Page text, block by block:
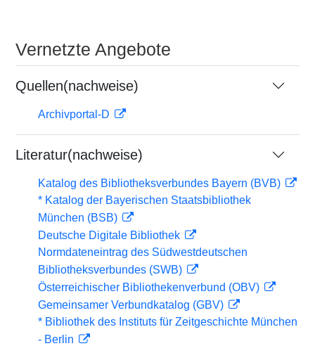
Vernetzte Angebote
Quellen(nachweise)
Archivportal-D
Literatur(nachweise)
Katalog des Bibliotheksverbundes Bayern (BVB)
* Katalog der Bayerischen Staatsbibliothek
München (BSB)
Deutsche Digitale Bibliothek
Normdateneintrag des Südwestdeutschen
Bibliotheksverbundes (SWB)
Österreichischer Bibliothekenverbund (OBV)
Gemeinsamer Verbundkatalog (GBV)
* Bibliothek des Instituts für Zeitgeschichte München
- Berlin